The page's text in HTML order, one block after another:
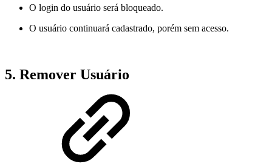
O login do usuário será bloqueado.
O usuário continuará cadastrado, porém sem acesso.
5. Remover Usuário